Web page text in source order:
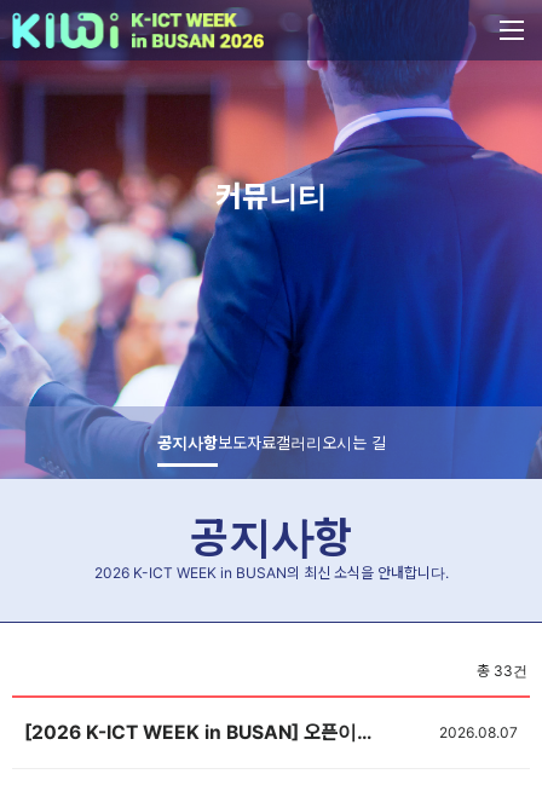
커뮤니티
공지사항보도자료갤러리오시는 길
공지사항
2026 K-ICT WEEK in BUSAN의 최신 소식을 안내합니다.
총 33건
[2026 K-ICT WEEK in BUSAN] 오픈이노베이션 참가기업 모집 (~8/14) 2026.08.07